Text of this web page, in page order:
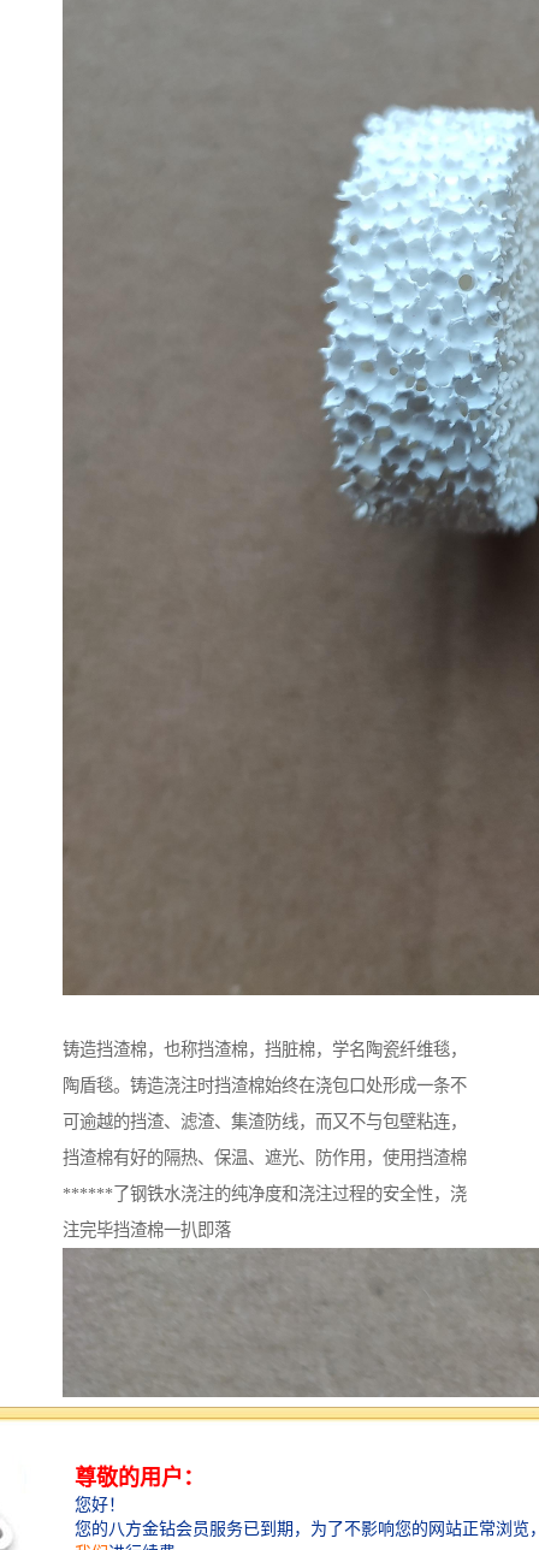
铸造挡渣棉，也称挡渣棉，挡脏棉，学名陶瓷纤维毯，
陶盾毯。铸造浇注时挡渣棉始终在浇包口处形成一条不
可逾越的挡渣、滤渣、集渣防线，而又不与包壁粘连，
挡渣棉有好的隔热、保温、遮光、防作用，使用挡渣棉
******了钢铁水浇注的纯净度和浇注过程的安全性，浇
注完毕挡渣棉一扒即落